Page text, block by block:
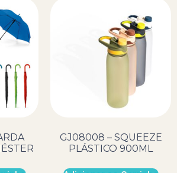
GJ08008 – SQUEEZE
PLÁSTICO 900ML